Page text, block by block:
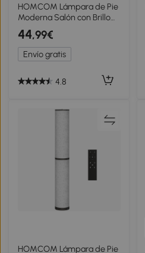
HOMCOM Lámpara de Pie
Moderna Salón con Brillo
Temperaturas de Color
Ajustables Mando a
Distancia Magnético Gris
Plateado
44,99€
Envío gratis
4.8
HOMCOM Lámpara de Pie